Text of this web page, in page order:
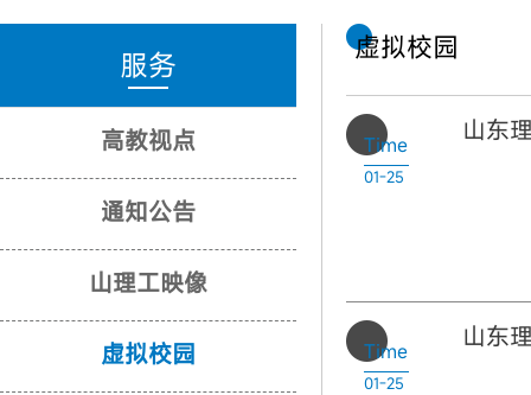
服务
高教视点
通知公告
山理工映像
虚拟校园
虚拟校园
Time
01-25
山东
Time
01-25
山东